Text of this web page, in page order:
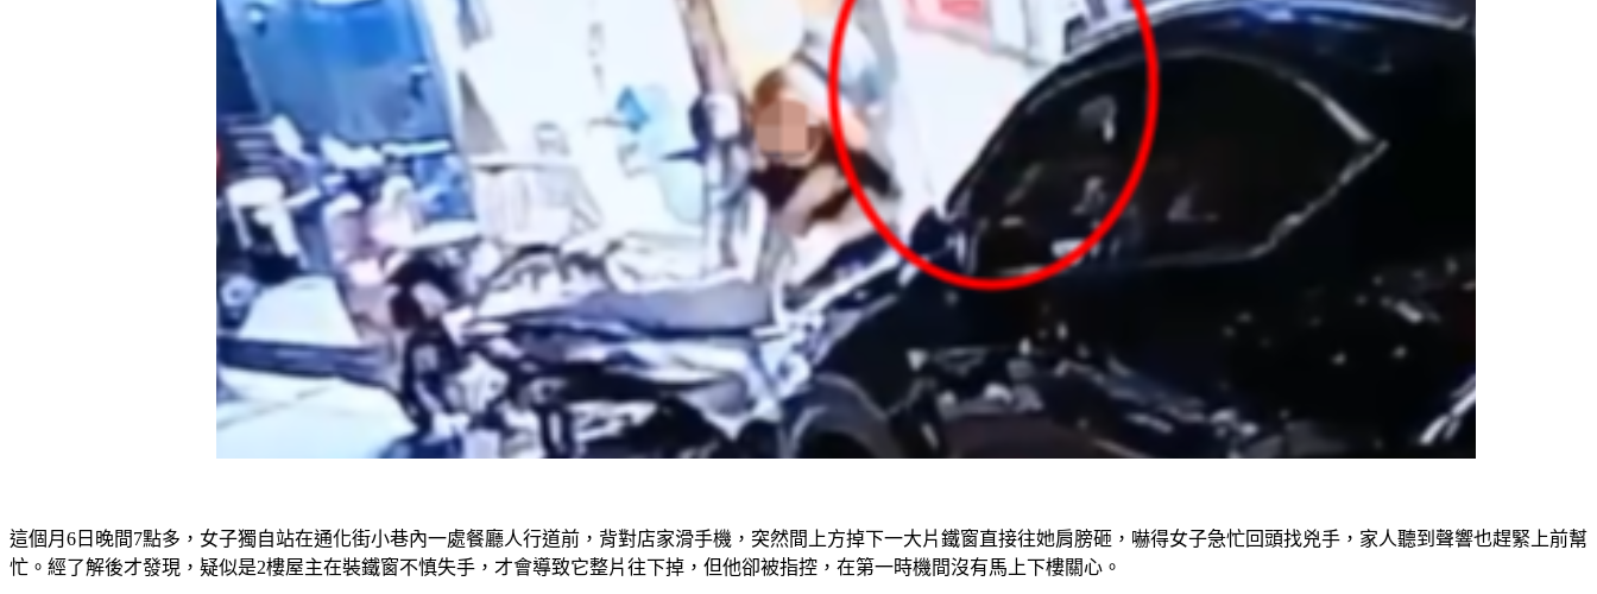
這個月6日晚間7點多，女子獨自站在通化街小巷內一處餐廳人行道前，背對店家滑手機，突然間上方掉下一大片鐵窗直接往她肩膀砸，嚇得女子急忙回頭找兇手，家人聽到聲響也趕緊上前幫
忙。經了解後才發現，疑似是2樓屋主在裝鐵窗不慎失手，才會導致它整片往下掉，但他卻被指控，在第一時機間沒有馬上下樓關心。